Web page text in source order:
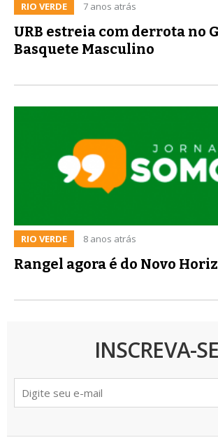
RIO VERDE 7 anos atrás
URB estreia com derrota no
Basquete Masculino
RIO VERDE 8 anos atrás
Rangel agora é do Novo
INSCREVA-SE